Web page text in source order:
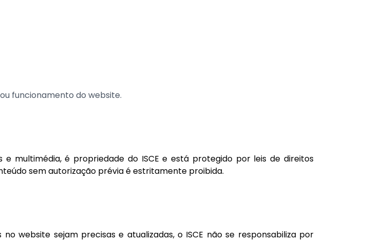
funcionamento do website.
multimédia, é propriedade do ISCE e está protegido por leis de direitos
sem autorização prévia é estritamente proibida.
website sejam precisas e atualizadas, o ISCE não se responsabiliza por